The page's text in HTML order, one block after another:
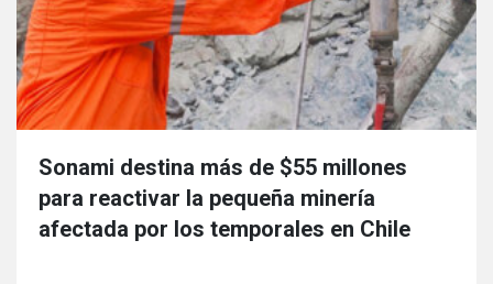
Sonami destina más de $55 millones
para reactivar la pequeña minería
afectada por los temporales en Chile